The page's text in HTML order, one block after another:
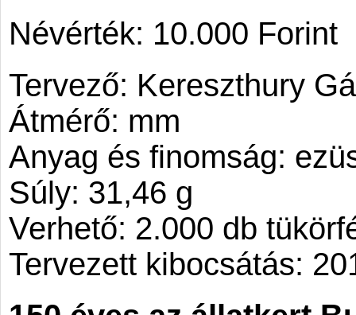
Névérték: 10.000 Forint
Tervező: Kereszthury
Átmérő: mm
Anyag és finomság:
Súly: 31,46 g
Verhető: 2.000 db
Tervezett kibocsátás: